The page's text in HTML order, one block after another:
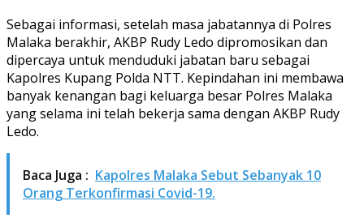
Sebagai informasi, setelah masa jabatannya di Polres
Malaka berakhir, AKBP Rudy Ledo dipromosikan dan
dipercaya untuk menduduki jabatan baru sebagai
Kapolres Kupang Polda NTT. Kepindahan ini membawa
banyak kenangan bagi keluarga besar Polres Malaka
yang selama ini telah bekerja sama dengan AKBP Rudy
Ledo.
Baca Juga : Kapolres Malaka Sebut Sebanyak 10
Orang Terkonfirmasi Covid-19.